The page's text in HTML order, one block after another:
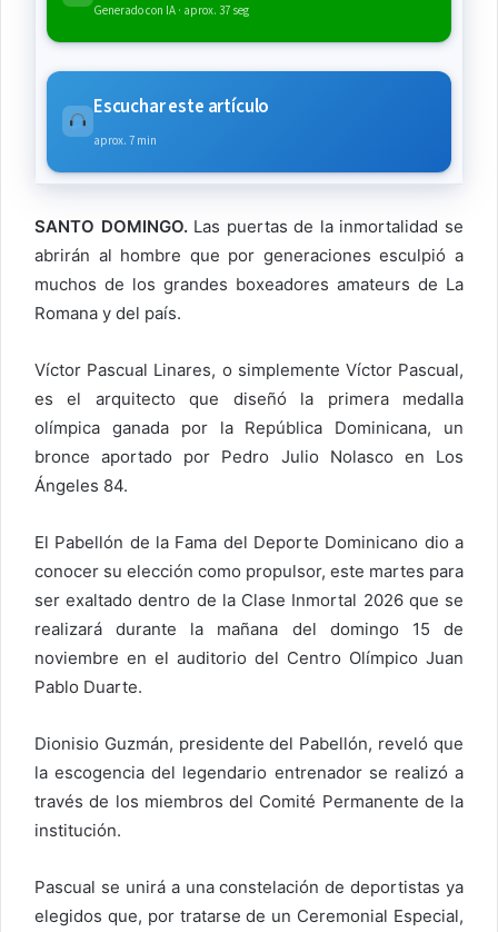
Generado con IA · aprox. 37 seg
Escuchar este artículo
aprox. 7 min
SANTO DOMINGO.Las puertas de la inmortalidad se
abrirán al hombre que por generaciones esculpió a
muchos de los grandes boxeadores amateurs de La
Romana y del país.
Víctor Pascual Linares, o simplemente Víctor Pascual,
es el arquitecto que diseñó la primera medalla
olímpica ganada por la República Dominicana, un
bronce aportado por Pedro Julio Nolasco en Los
Ángeles 84.
El Pabellón de la Fama del Deporte Dominicano dio a
conocer su elección como propulsor, este martes para
ser exaltado dentro de la Clase Inmortal 2026 que se
realizará durante la mañana del domingo 15 de
noviembre en el auditorio del Centro Olímpico Juan
Pablo Duarte.
Dionisio Guzmán, presidente del Pabellón, reveló que
la escogencia del legendario entrenador se realizó a
través de los miembros del Comité Permanente de la
institución.
Pascual se unirá a una constelación de deportistas ya
elegidos que, por tratarse de un Ceremonial Especial,